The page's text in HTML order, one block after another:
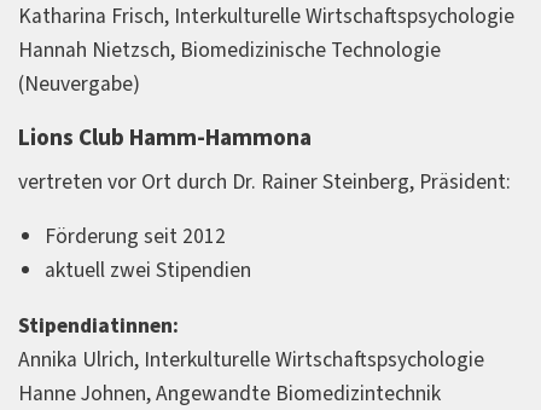
Katharina Frisch, Interkulturelle Wirtschaftspsychologie
Hannah Nietzsch, Biomedizinische Technologie
(Neuvergabe)
Lions Club Hamm-Hammona
vertreten vor Ort durch Dr. Rainer Steinberg, Präsident:
Förderung seit 2012
aktuell zwei Stipendien
Stipendiatinnen:
Annika Ulrich, Interkulturelle Wirtschaftspsychologie
Hanne Johnen, Angewandte Biomedizintechnik